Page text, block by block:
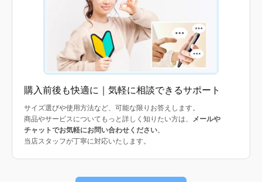
購入前後も快適に｜気軽に相談できるサポート
サイズ選びや使用方法など、可能な限りお答えします。
商品やサービスについてもっと詳しく知りたい方は、
メールや
チャットでお気軽にお問い合わせください。
当店スタッフが丁寧に対応いたします。